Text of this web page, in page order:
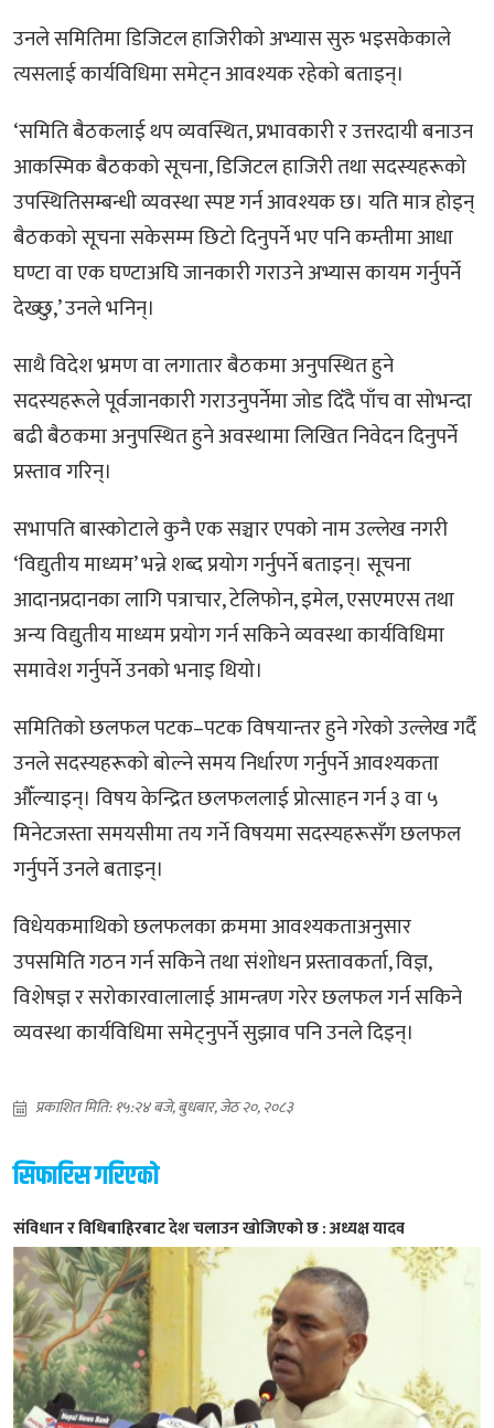
उनले समितिमा डिजिटल हाजिरीको अभ्यास सुरु भइसकेकाले
त्यसलाई कार्यविधिमा समेट्न आवश्यक रहेको बताइन्।
‘समिति बैठकलाई थप व्यवस्थित, प्रभावकारी र उत्तरदायी बनाउन
आकस्मिक बैठकको सूचना, डिजिटल हाजिरी तथा सदस्यहरूको
उपस्थितिसम्बन्धी व्यवस्था स्पष्ट गर्न आवश्यक छ। यति मात्र होइन्
बैठकको सूचना सकेसम्म छिटो दिनुपर्ने भए पनि कम्तीमा आधा
घण्टा वा एक घण्टाअघि जानकारी गराउने अभ्यास कायम गर्नुपर्ने
देख्छु,’ उनले भनिन्।
साथै विदेश भ्रमण वा लगातार बैठकमा अनुपस्थित हुने
सदस्यहरूले पूर्वजानकारी गराउनुपर्नेमा जोड दिँदै पाँच वा सोभन्दा
बढी बैठकमा अनुपस्थित हुने अवस्थामा लिखित निवेदन दिनुपर्ने
प्रस्ताव गरिन्।
सभापति बास्कोटाले कुनै एक सञ्चार एपको नाम उल्लेख नगरी
‘विद्युतीय माध्यम’ भन्ने शब्द प्रयोग गर्नुपर्ने बताइन्। सूचना
आदानप्रदानका लागि पत्राचार, टेलिफोन, इमेल, एसएमएस तथा
अन्य विद्युतीय माध्यम प्रयोग गर्न सकिने व्यवस्था कार्यविधिमा
समावेश गर्नुपर्ने उनको भनाइ थियो।
समितिको छलफल पटक–पटक विषयान्तर हुने गरेको उल्लेख गर्दै
उनले सदस्यहरूको बोल्ने समय निर्धारण गर्नुपर्ने आवश्यकता
औँल्याइन्। विषय केन्द्रित छलफललाई प्रोत्साहन गर्न ३ वा ५
मिनेटजस्ता समयसीमा तय गर्ने विषयमा सदस्यहरूसँग छलफल
गर्नुपर्ने उनले बताइन्।
विधेयकमाथिको छलफलका क्रममा आवश्यकताअनुसार
उपसमिति गठन गर्न सकिने तथा संशोधन प्रस्तावकर्ता, विज्ञ,
विशेषज्ञ र सरोकारवालालाई आमन्त्रण गरेर छलफल गर्न सकिने
व्यवस्था कार्यविधिमा समेट्नुपर्ने सुझाव पनि उनले दिइन्।
प्रकाशित मिति: १५:२४ बजे, बुधबार, जेठ २०, २०८३
सिफारिस गरिएको
संविधान र विधिबाहिरबाट देश चलाउन खोजिएको छ : अध्यक्ष यादव